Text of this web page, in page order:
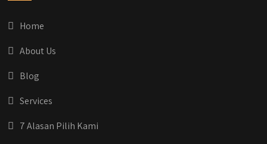
#jasarenovasirumahbekasi
Home
About Us
Blog
Services
7 Alasan Pilih Kami